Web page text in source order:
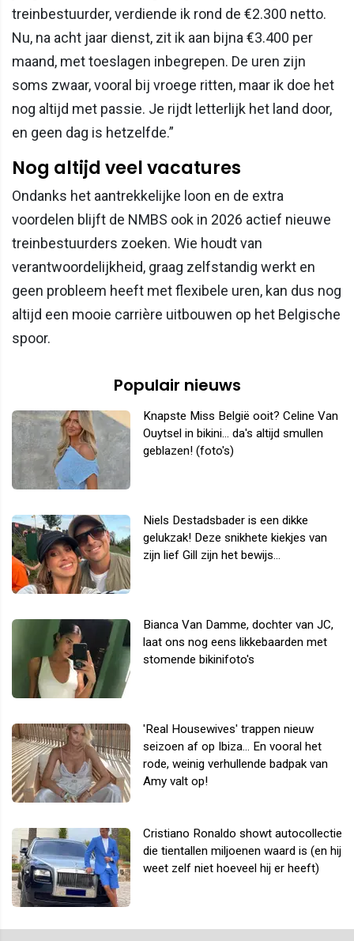
treinbestuurder, verdiende ik rond de €2.300 netto.
Nu, na acht jaar dienst, zit ik aan bijna €3.400 per
maand, met toeslagen inbegrepen. De uren zijn
soms zwaar, vooral bij vroege ritten, maar ik doe het
nog altijd met passie. Je rijdt letterlijk het land door,
en geen dag is hetzelfde.”
Nog altijd veel vacatures
Ondanks het aantrekkelijke loon en de extra
voordelen blijft de NMBS ook in 2026 actief nieuwe
treinbestuurders zoeken. Wie houdt van
verantwoordelijkheid, graag zelfstandig werkt en
geen probleem heeft met flexibele uren, kan dus nog
altijd een mooie carrière uitbouwen op het Belgische
spoor.
Populair nieuws
Knapste Miss België ooit? Celine Van
Ouytsel in bikini... da's altijd smullen
geblazen! (foto's)
Niels Destadsbader is een dikke
gelukzak! Deze snikhete kiekjes van
zijn lief Gill zijn het bewijs...
Bianca Van Damme, dochter van JC,
laat ons nog eens likkebaarden met
stomende bikinifoto's
'Real Housewives' trappen nieuw
seizoen af op Ibiza... En vooral het
rode, weinig verhullende badpak van
Amy valt op!
Cristiano Ronaldo showt autocollectie
die tientallen miljoenen waard is (en hij
weet zelf niet hoeveel hij er heeft)